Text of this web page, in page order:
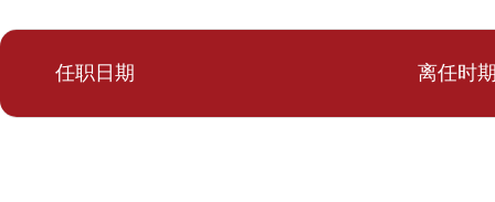
任职日期 离任时